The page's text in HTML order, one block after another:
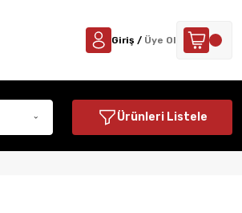
Giriş / Üye Ol
Ürünleri Listele